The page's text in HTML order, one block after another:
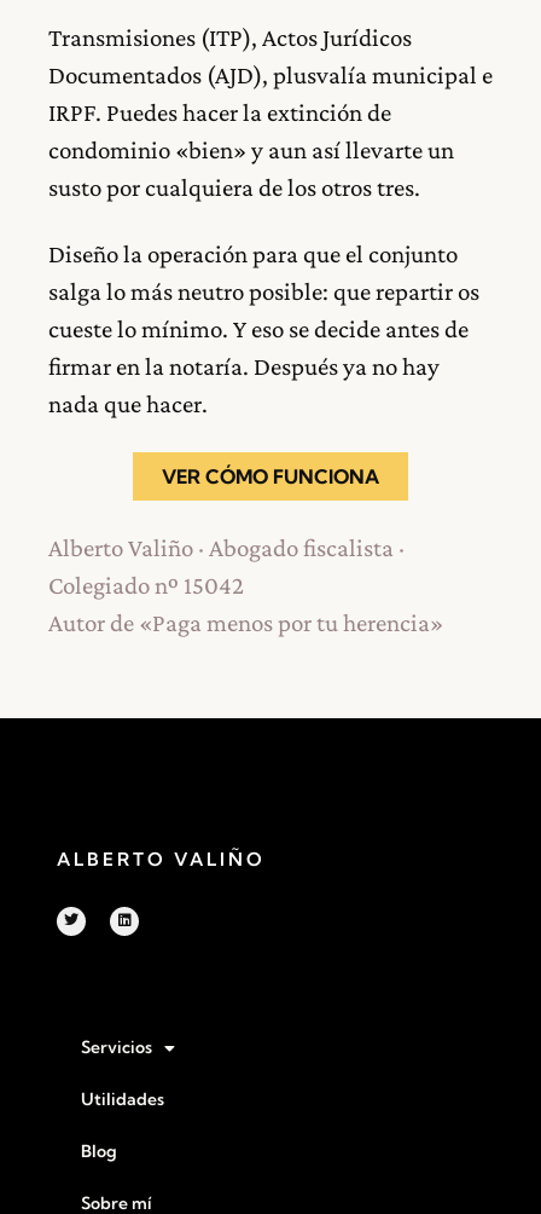
Transmisiones (ITP), Actos Jurídicos
Documentados (AJD), plusvalía municipal e
IRPF. Puedes hacer la extinción de
condominio «bien» y aun así llevarte un
susto por cualquiera de los otros tres.
Diseño la operación para que el conjunto
salga lo más neutro posible: que repartir os
cueste lo mínimo. Y eso se decide antes de
firmar en la notaría. Después ya no hay
nada que hacer.
VER CÓMO FUNCIONA
Alberto Valiño · Abogado fiscalista ·
Colegiado nº 15042
Autor de «Paga menos por tu herencia»
ALBERTO VALIÑO
Servicios
Utilidades
Blog
Sobre mí